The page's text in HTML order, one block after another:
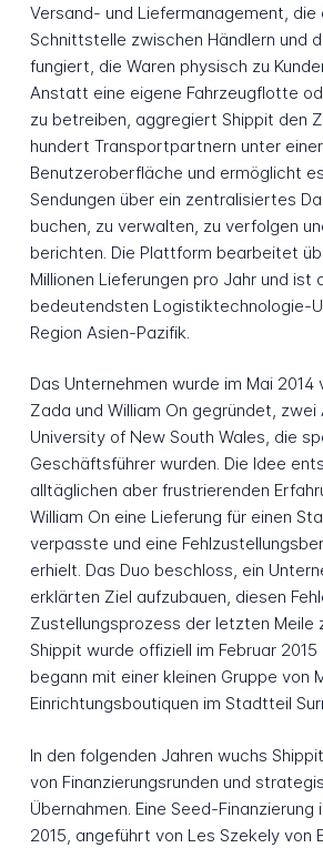
Versand- und Liefermanagement,
Schnittstelle zwischen Händlern und
fungiert, die Waren physisch zu
Anstatt eine eigene Fahrzeugflotte
zu betreiben, aggregiert Shippit den
hundert Transportpartnern unter
Benutzeroberfläche und ermöglicht es
Sendungen über ein zentralisiertes
buchen, zu verwalten, zu verfolgen
berichten. Die Plattform bearbeitet
Millionen Lieferungen pro Jahr und ist
bedeutendsten Logistiktechnologie-
Region Asien-Pazifik.
Das Unternehmen wurde im Mai 2014
Zada und William On gegründet,
University of New South Wales, die
Geschäftsführer wurden. Die Idee
alltäglichen aber frustrierenden
William On eine Lieferung für einen
verpasste und eine
erhielt. Das Duo beschloss, ein
erklärten Ziel aufzubauen, diesen
Zustellungsprozess der letzten Meile
Shippit wurde offiziell im Februar
begann mit einer kleinen Gruppe von
Einrichtungsboutiquen im Stadtteil
In den folgenden Jahren wuchs
von Finanzierungsrunden und
Übernahmen. Eine Seed-
2015, angeführt von Les Szekely von